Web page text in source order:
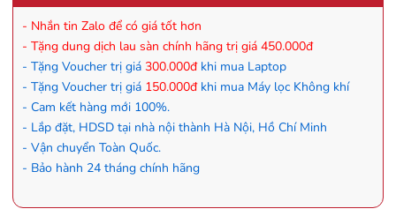
- Nhắn tin Zalo để có giá tốt hơn
- Tặng dung dịch lau sàn chính hãng trị giá 450.000đ
- Tặng Voucher trị giá 300.000đkhi mua Laptop
- Tặng Voucher trị giá 150.000đkhi mua Máy lọc Không khí
- Cam kết hàng mới 100%.
- Lắp đặt, HDSD tại nhà nội thành Hà Nội, Hồ Chí Minh
- Vận chuyển Toàn Quốc.
- Bảo hành 24 tháng chính hãng